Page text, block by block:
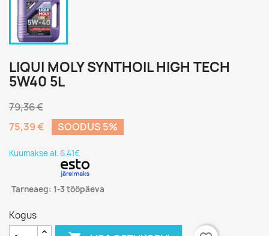
LIQUI MOLY SYNTHOIL HIGH TECH
5W40 5L
79,36 €
75,39 €
SOODUS 5%
Kuumakse al. 6.41€
Tarneaeg: 1-3 tööpäeva
Kogus